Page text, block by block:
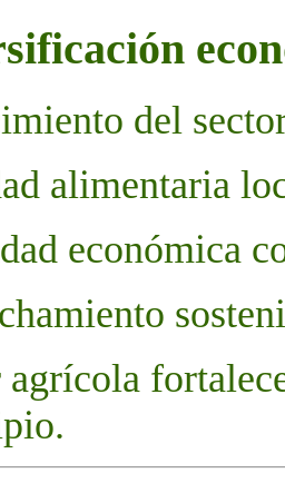
del
alimentaria
económica